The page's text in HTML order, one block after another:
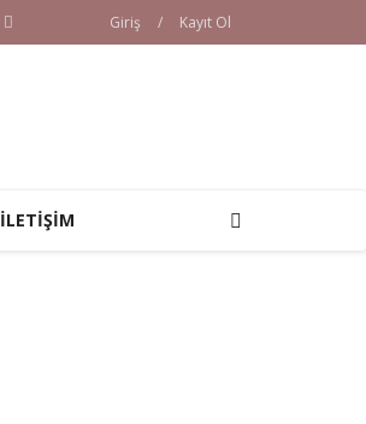
Giriş / Kayıt Ol
İLETİŞİM